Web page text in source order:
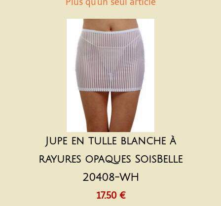
Jupe en tulle blanche à
rayures opaques SoisBelle
20408-WH
17.50 €